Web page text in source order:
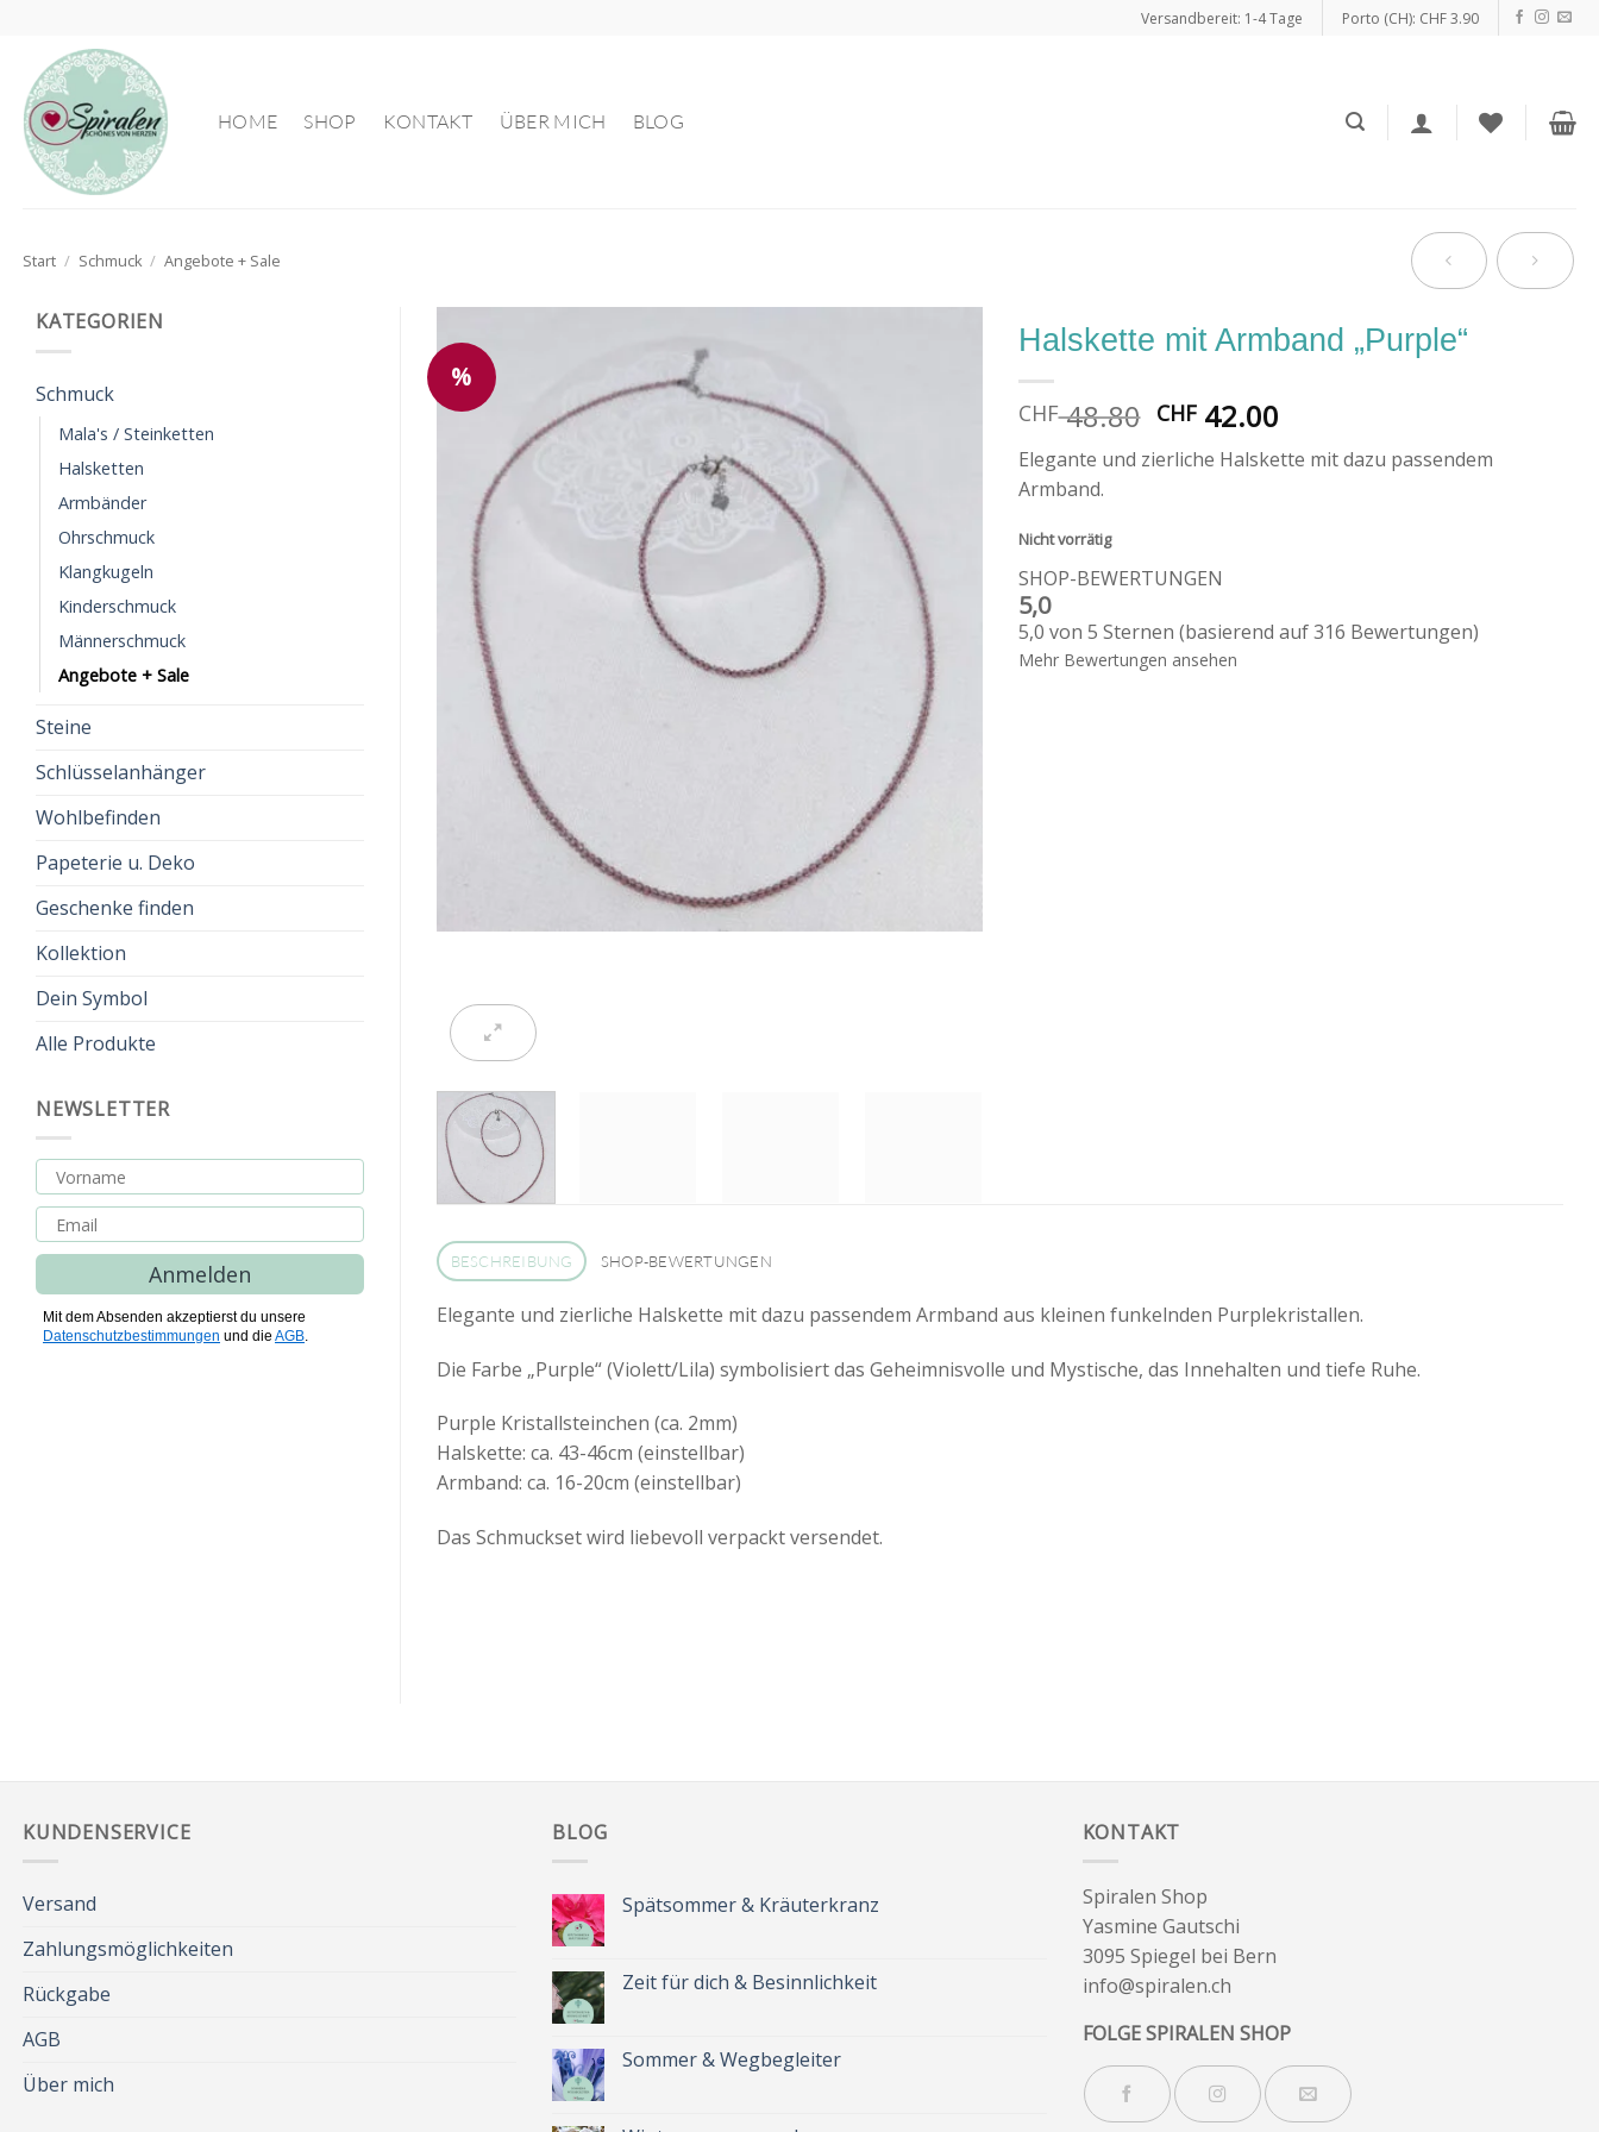
springen
Versandbereit: 1-4 Tage Porto (CH): CHF 3.90
HOME SHOP KONTAKT ÜBER MICH BLOG
Start / Schmuck / Angebote + Sale
KATEGORIEN
Schmuck
Mala's / Steinketten
Halsketten
Armbänder
Ohrschmuck
Klangkugeln
Kinderschmuck
Männerschmuck
Angebote + Sale
Steine
Schlüsselanhänger
Wohlbefinden
Papeterie u. Deko
Geschenke finden
Kollektion
Dein Symbol
Alle Produkte
NEWSLETTER
Anmelden
Mit dem Absenden akzeptierst du unsere
Datenschutzbestimmungen und die AGB.
%
Halskette mit Armband „Purple“
CHF48.80 Ursprünglicher
Preis
war:
CHF42.00Aktueller
Preis
ist:
Elegante und zierliche Halskette mit dazu passendem
Armband.
Nicht vorrätig
SHOP-BEWERTUNGEN
5,0
5,0 von 5 Sternen (basierend auf 316 Bewertungen)
Mehr Bewertungen ansehen
BESCHREIBUNG SHOP-BEWERTUNGEN
Elegante und zierliche Halskette mit dazu passendem Armband aus kleinen funkelnden Purplekristallen.
Die Farbe „Purple“ (Violett/Lila) symbolisiert das Geheimnisvolle und Mystische, das Innehalten und tiefe Ruhe.
Purple Kristallsteinchen (ca. 2mm)
Halskette: ca. 43-46cm (einstellbar)
Armband: ca. 16-20cm (einstellbar)
Das Schmuckset wird liebevoll verpackt versendet.
KUNDENSERVICE
Versand
Zahlungsmöglichkeiten
Rückgabe
AGB
Über mich
BLOG
Spätsommer & Kräuterkranz
Spätsommer
&
Zeit für dich & Besinnlichkeit
Zeit
für
Sommer & Wegbegleiter
KONTAKT
Spiralen Shop
Yasmine Gautschi
3095 Spiegel bei Bern
info@spiralen.ch
FOLGE SPIRALEN SHOP